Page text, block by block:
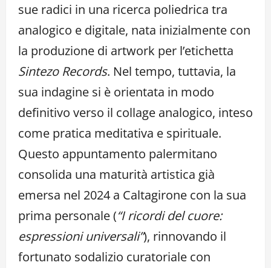
sue radici in una ricerca poliedrica tra
analogico e digitale, nata inizialmente con
la produzione di artwork per l’etichetta
Sintezo Records. Nel tempo, tuttavia, la
sua indagine si è orientata in modo
definitivo verso il collage analogico, inteso
come pratica meditativa e spirituale.
Questo appuntamento palermitano
consolida una maturità artistica già
emersa nel 2024 a Caltagirone con la sua
prima personale (“I ricordi del cuore:
espressioni universali”), rinnovando il
fortunato sodalizio curatoriale con